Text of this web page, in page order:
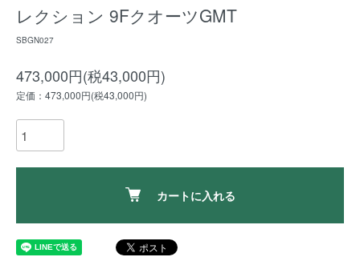
レクション 9FクオーツGMT
SBGN027
473,000円(税43,000円)
定価：473,000円(税43,000円)
カートに入れる